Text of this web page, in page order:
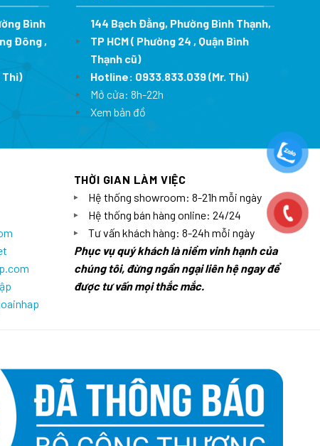
Bình
Đông ,
Thi)
144 Bạch Đằng, Phường Bình Thạnh,
TP HCM ( Phường 24 , Quận Bình
Thạnh cũ)
Hotline: 0933.833.039(Mr. Thi)
Mở cửa: 8h-22h
Xem bản đồ
THỜI GIAN LÀM VIỆC
Hệ thống showroom: 8-21h mỗi ngày
Hệ thống bán hàng online: 24/24
Tư vấn khách hàng: 8-24h mỗi ngày
Phục vụ quý khách là niềm vinh hạnh của
chúng tôi, đừng ngần ngại liên hệ ngay để
được tư vấn mọi thắc mắc.